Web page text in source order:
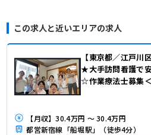
この求人と近いエリアの求人
【東京都／江戸川
★大手訪問看護で
☆作業療法士募集
【月収】30.4万円 ～ 30.4万円
都営新宿線「船堀駅」（徒歩4分）